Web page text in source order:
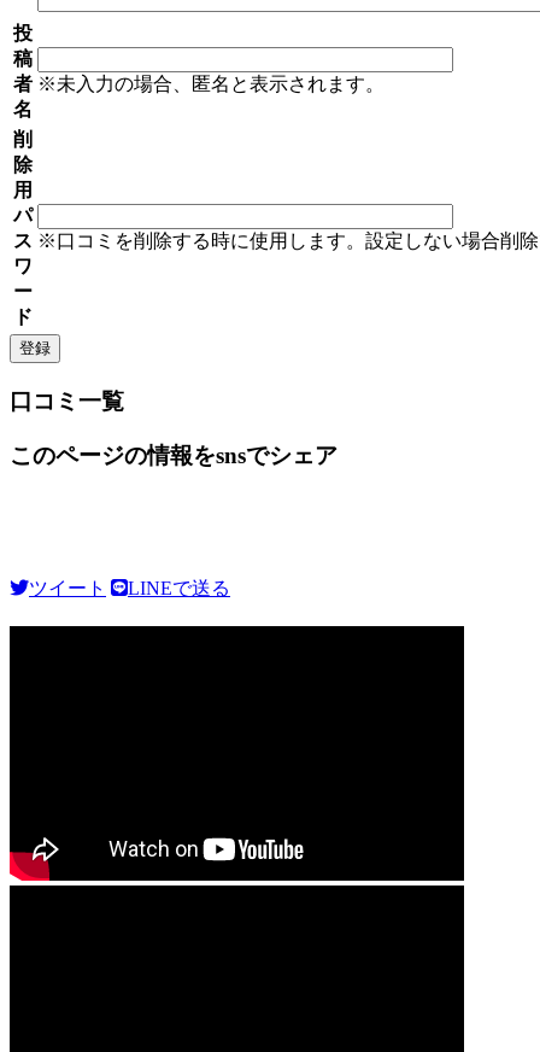
投
稿
者
名
※未入力の場合、匿名と表示されます。
削
除
用
パ
ス
ワ
ー
ド
※口コミを削除する時に使用します。設定しない場合削
口コミ一覧
このページの情報をsnsでシェア
ツイート LINEで送る